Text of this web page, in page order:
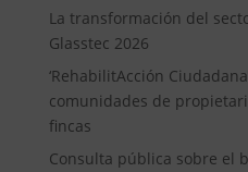
La transformación del
Glasstec 2026
‘RehabilitAcción
comunidades de
fincas
Consulta pública sobre el